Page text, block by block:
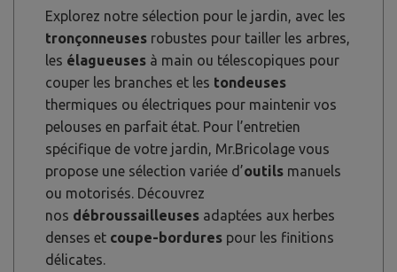
Explorez notre sélection pour le jardin, avec les
tronçonneuses robustes pour tailler les arbres,
les élagueuses à main ou télescopiques pour
couper les branches et les tondeuses
thermiques ou électriques pour maintenir vos
pelouses en parfait état. Pour l’entretien
spécifique de votre jardin, Mr.Bricolage vous
propose une sélection variée d’outils manuels
ou motorisés. Découvrez
nos débroussailleuses adaptées aux herbes
denses et coupe-bordures pour les finitions
délicates.